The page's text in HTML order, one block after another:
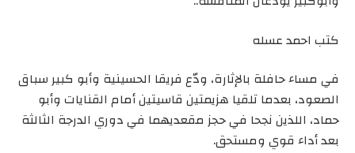
كتب احمد عسله
في مساء حافلة بالإثارة، ودّع فريقا الحسينية وأبو كبير سباق
الصعود، بعدما تلقيا هزيمتين قاسيتين أمام القنايات وأبو
حماد، اللذين نجحا في حجز مقعديهما في دوري الدرجة الثالثة
بعد أداء قوي ومستحق.